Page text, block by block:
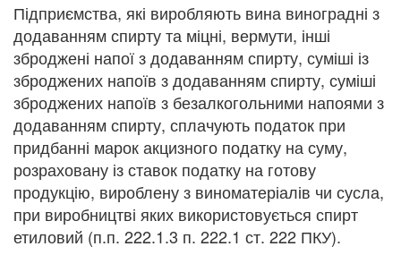
Підприємства, які виробляють вина виноградні з
додаванням спирту та міцні, вермути, інші
зброджені напої з додаванням спирту, суміші із
зброджених напоїв з додаванням спирту, суміші
зброджених напоїв з безалкогольними напоями з
додаванням спирту, сплачують податок при
придбанні марок акцизного податку на суму,
розраховану із ставок податку на готову
продукцію, вироблену з виноматеріалів чи сусла,
при виробництві яких використовується спирт
етиловий (п.п. 222.1.3 п. 222.1 ст. 222 ПКУ).